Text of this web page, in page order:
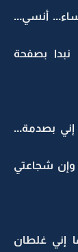
أنسي...
بصفحة
إني بصدمة...
وإن شجاعتي
إني غلطان